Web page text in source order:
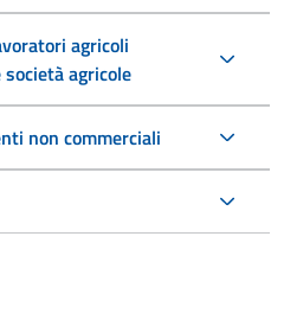
agricoli
agricole
non commerciali